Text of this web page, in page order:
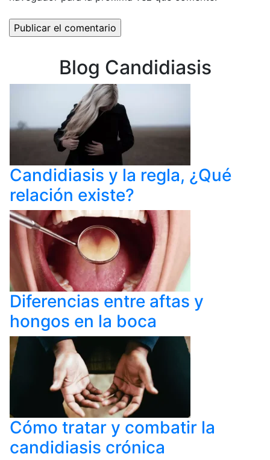
Blog Candidiasis
Candidiasis y la regla, ¿Qué
relación existe?
Diferencias entre aftas y
hongos en la boca
Cómo tratar y combatir la
candidiasis crónica